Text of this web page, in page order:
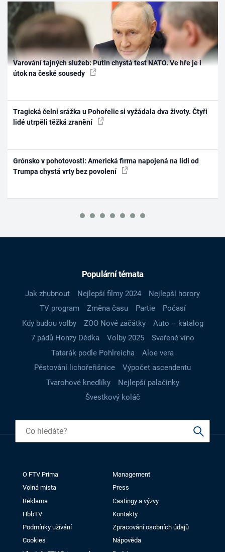
Varování tajných služeb: Putin chystá test NATO. Ve hře je i
útok na české sousedy
Tragická čelní srážka u Pohořelic si vyžádala dva životy. Čtyři
lidé utrpěli těžká zranění
Grónsko v pohotovosti: Americká firma napojená na lidi od
Trumpa chystá vrty bez povolení
Populární témata
Jak zhubnout Nejlepší filmy 2024
Nejlepší horory
TV program
Změna času Partie
Počasí
Kdy budou volby
ZOO Nové začátky
Auto – katalog
7 pádů Honzy Dědka
Volby 2025
Svařené víno
Tatarák podle Pohlreicha
Aloe vera
Pěstování lichořeřišnice
Výpočet ascendentu
Tvarohové knedlíky
Nejlepší palačinky
Švestkový koláč
O FTV Prima
Management
Volná místa
Press
Reklama
Castingy a výzvy
HbbTV
Kontakty
Podmínky užívání
Zpracování osobních údajů
Cookies
Nápověda